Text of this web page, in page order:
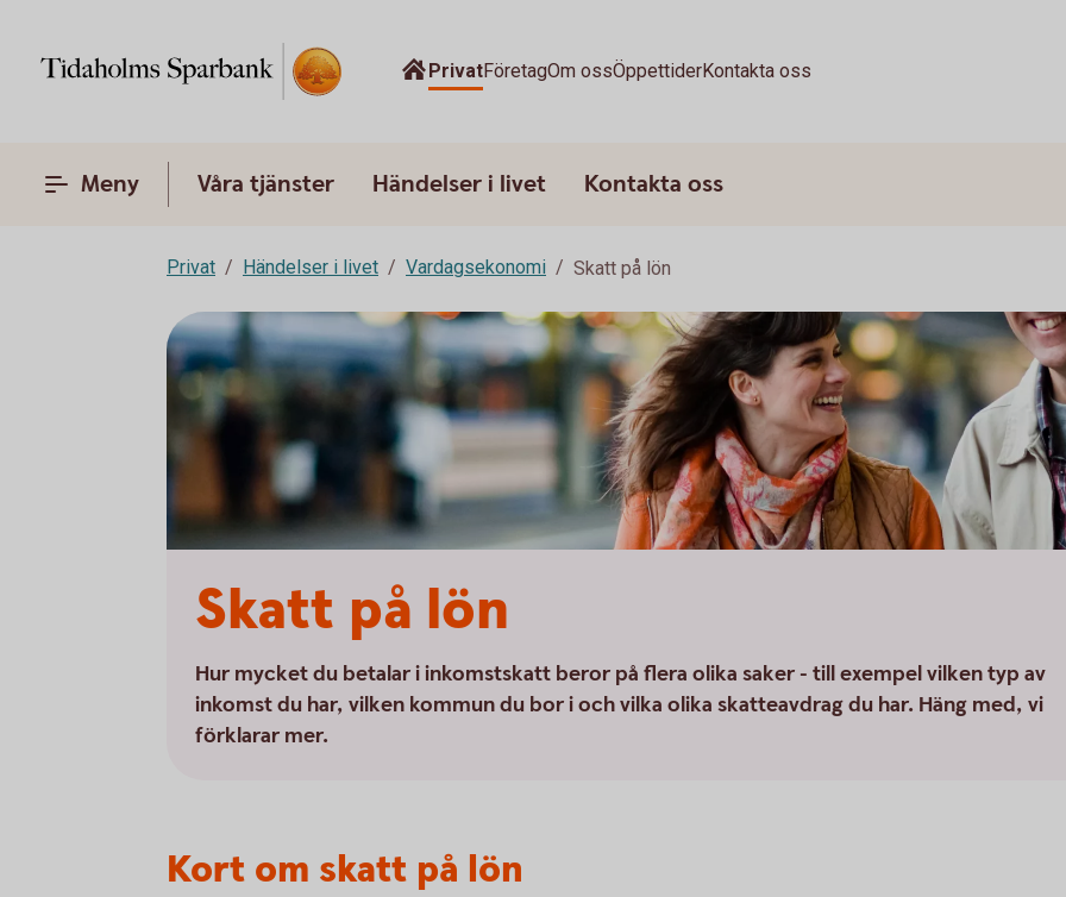
PrivatFöretagOm ossÖppettiderKontakta oss
Meny Våra tjänster Händelser i livet Kontakta oss
Privat Händelser i livet Vardagsekonomi Skatt på lön
Skatt på lön
Hur mycket du betalar i inkomstskatt beror på flera olika saker - till exempel vilken typ av
inkomst du har, vilken kommun du bor i och vilka olika skatteavdrag du har. Häng med, vi
förklarar mer.
Kort om skatt på lön